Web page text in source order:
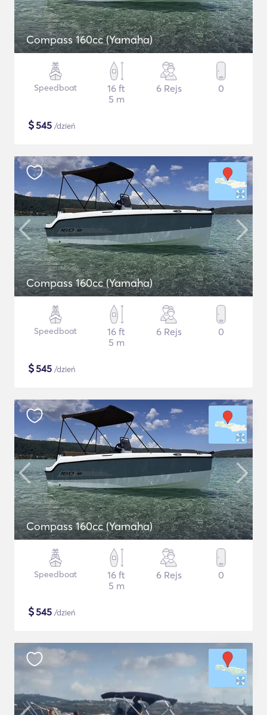
Compass 160cc (Yamaha)
Speedboat
16 ft
5 m
6 Rejs 0
$545 /dzień
Compass 160cc (Yamaha)
Speedboat
16 ft
5 m
6 Rejs 0
$545 /dzień
Compass 160cc (Yamaha)
Speedboat
16 ft
5 m
6 Rejs 0
$545 /dzień